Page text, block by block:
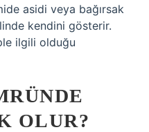
asidi veya bağırsak
kendini gösterir.
ilgili olduğu
OLUR?